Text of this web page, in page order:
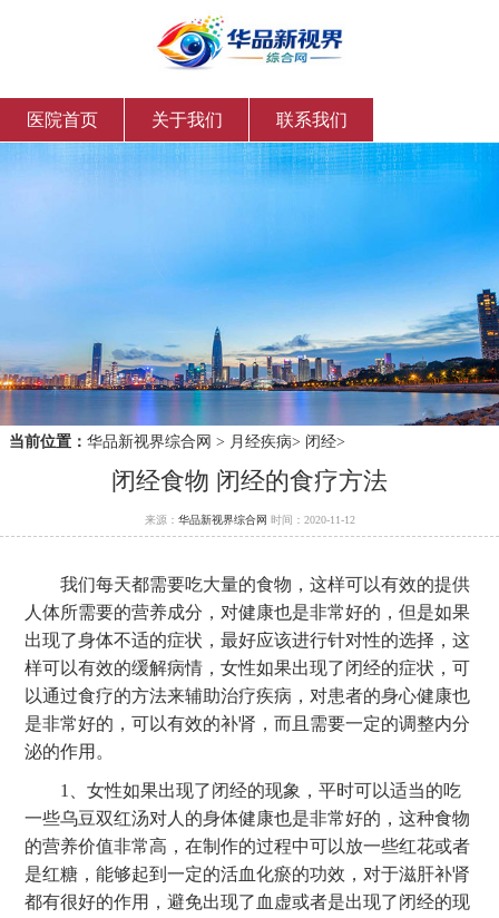
医院首页 关于我们 联系我们
当前位置： 华品新视界综合网 > 月经疾病> 闭经>
闭经食物 闭经的食疗方法
来源： 华品新视界综合网 时间：2020-11-12
我们每天都需要吃大量的食物，这样可以有效的提供
人体所需要的营养成分，对健康也是非常好的，但是如果
出现了身体不适的症状，最好应该进行针对性的选择，这
样可以有效的缓解病情，女性如果出现了闭经的症状，可
以通过食疗的方法来辅助治疗疾病，对患者的身心健康也
是非常好的，可以有效的补肾，而且需要一定的调整内分
泌的作用。
1、女性如果出现了闭经的现象，平时可以适当的吃
一些乌豆双红汤对人的身体健康也是非常好的，这种食物
的营养价值非常高，在制作的过程中可以放一些红花或者
是红糖，能够起到一定的活血化瘀的功效，对于滋肝补肾
都有很好的作用，避免出现了血虚或者是出现了闭经的现